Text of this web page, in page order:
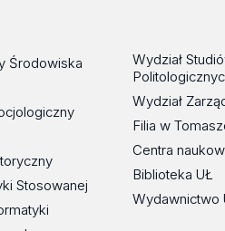
Środowiska
Stosowanej
Wydział
Wydział
Filia w
Centra
Biblioteka UŁ
Wydawnictwo